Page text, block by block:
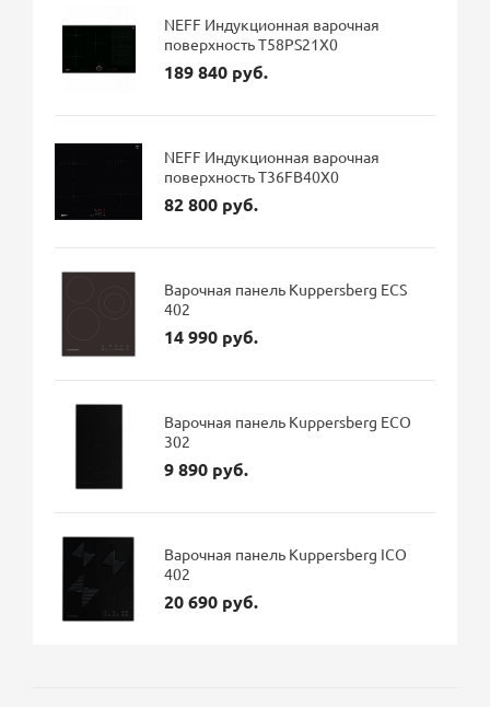
NEFF Индукционная варочная
поверхность T58PS21X0
189 840 руб.
NEFF Индукционная варочная
поверхность T36FB40X0
82 800 руб.
Варочная панель Kuppersberg ECS
402
14 990 руб.
Варочная панель Kuppersberg ECO
302
9 890 руб.
Варочная панель Kuppersberg ICO
402
20 690 руб.